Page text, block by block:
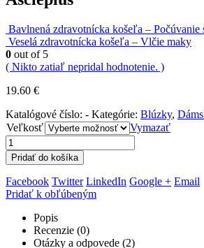
Bavlnená zdravotnícka košeľa – Počúvanie
Veselá zdravotnícka košeľa – Vlčie maky
0 out of 5
( Nikto zatiaľ nepridal hodnotenie. )
19.60 €
Katalógové číslo: - Kategórie: Blúzky,
Veľkosť
Vymazať
Pridať do košíka
Facebook Twitter LinkedIn Google + Email
Pridať k obľúbeným
Popis
Recenzie (0)
Otázky a odpovede (2)